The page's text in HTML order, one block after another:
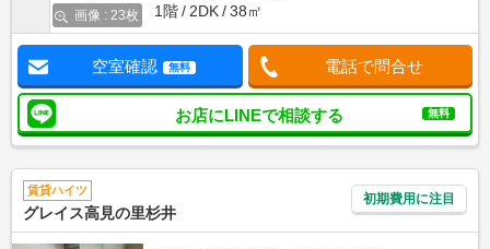
画像 : 23枚
1階
2DK 38㎡
空室確認 無料 電話で問合せ
お店にLINEで相談する 無料
賃貸ハイツ
グレイス高見の里杉井
初期費用に注目